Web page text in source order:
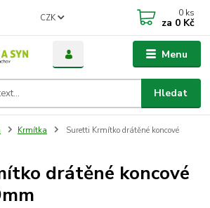
Menu
CZK
Hledat
0 ks
za 0 Kč
Krmítka
Suretti Krmítko drátěné koncové
drátěné koncové